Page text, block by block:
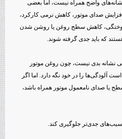
واضح همراه نیست، اما بعضی
افزایش صدای موتور، کاهش نرمی کارکرد،
کاهش سطح روغن یا روشن شدن
که باید جدی گرفته شوند.
نشانه بدی نیست، چون روغن موتور
آلودگی‌ها را در خود نگه دارد. اما اگر
یا صدای نامعمول موتور همراه باشد،
آسیب‌های جدی‌تر جلوگیری کند.